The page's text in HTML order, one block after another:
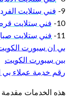
9-
فني ستلايت
10-
فني ستلايت
11-
فني ستلايت
بي ان سبورت
بين سبورت الكويت
رقم خدمة عملاء
هذه الخدمات